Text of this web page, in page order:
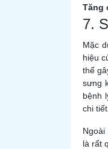
Tăng
7.
Mặc
hiệu
thể
sưng
bệnh
chi tiết.
là rất